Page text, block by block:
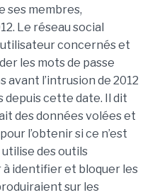
ses membres,
Le réseau social
concernés et
les mots de passe
avant l’intrusion de 2012
depuis cette date. Il dit
des données volées et
l’obtenir si ce n’est
utilise des outils
identifier et bloquer les
sur les